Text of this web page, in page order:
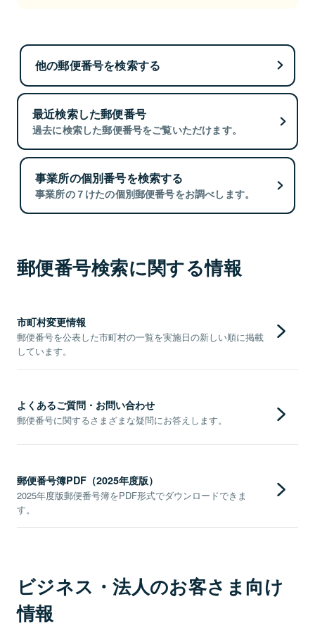
他の郵便番号を検索する
最近検索した郵便番号
過去に検索した郵便番号をご覧いただけます。
事業所の個別番号を検索する
事業所の７けたの個別郵便番号をお調べします。
郵便番号検索に関する情報
市町村変更情報
郵便番号を公表した市町村の一覧を実施日の新しい順に掲載
しています。
よくあるご質問・お問い合わせ
郵便番号に関するさまざまな疑問にお答えします。
郵便番号簿PDF（2025年度版）
2025年度版郵便番号簿をPDF形式でダウンロードできま
す。
ビジネス・法人のお客さま向け
情報